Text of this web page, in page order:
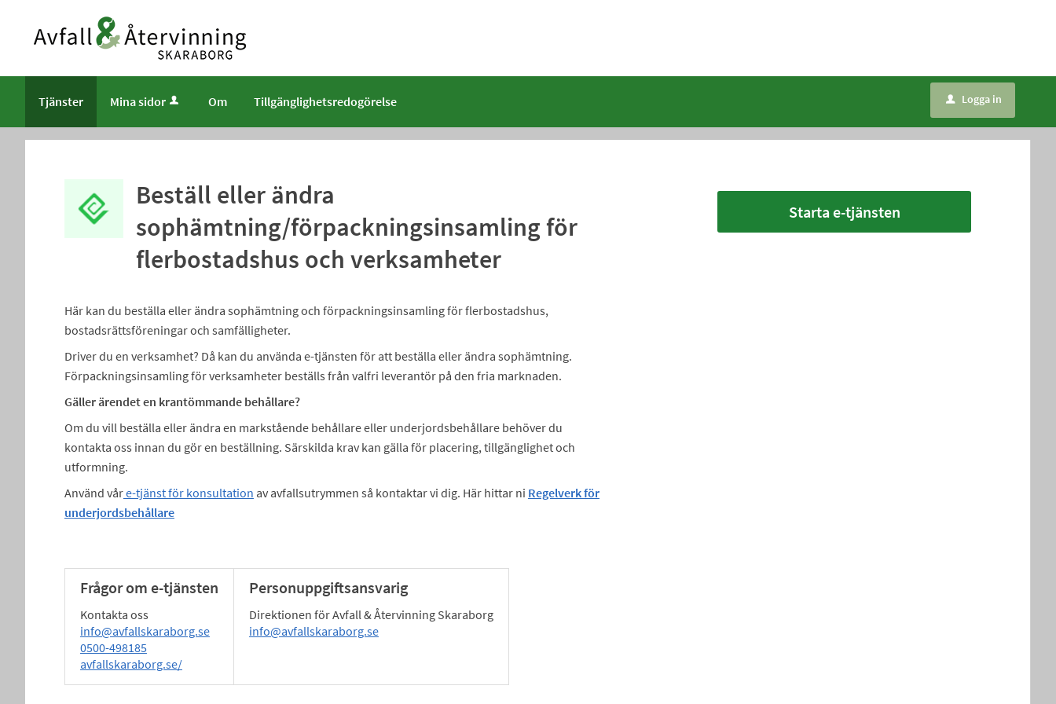
tjänster
Tjänster Mina sidor Om Tillgänglighetsredogörelse u Logga in
Beställ eller ändra
sophämtning/förpackningsinsamling för
flerbostadshus och verksamheter
Här kan du beställa eller ändra sophämtning och förpackningsinsamling för flerbostadshus,
bostadsrättsföreningar och samfälligheter.
Driver du en verksamhet? Då kan du använda e-tjänsten för att beställa eller ändra sophämtning.
Förpackningsinsamling för verksamheter beställs från valfri leverantör på den fria marknaden.
Gäller ärendet en krantömmande behållare?
Om du vill beställa eller ändra en markstående behållare eller underjordsbehållare behöver du
kontakta oss innan du gör en beställning. Särskilda krav kan gälla för placering, tillgänglighet och
utformning.
Använd våre-tjänst för konsultation av avfallsutrymmen så kontaktar vi dig. Här hittar ni Regelverk för
underjordsbehållare
Frågor om e-tjänsten
Kontakta oss
info@avfallskaraborg.se
0500-498185
avfallskaraborg.se/
Personuppgiftsansvarig
Direktionen för Avfall & Återvinning Skaraborg
info@avfallskaraborg.se
Starta e-tjänsten